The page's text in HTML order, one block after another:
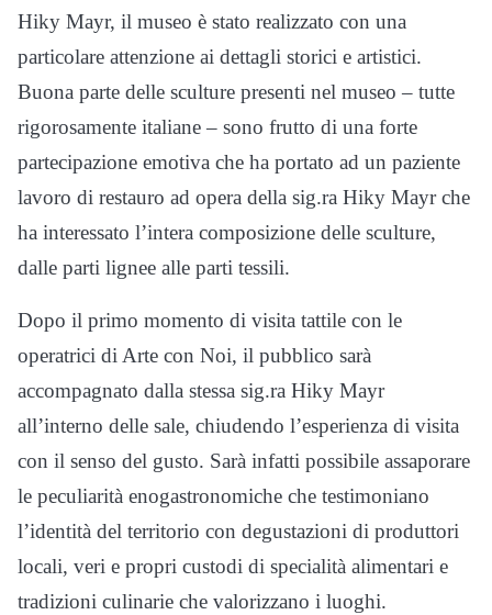
Hiky Mayr, il museo è stato realizzato con una
particolare attenzione ai dettagli storici e artistici.
Buona parte delle sculture presenti nel museo – tutte
rigorosamente italiane – sono frutto di una forte
partecipazione emotiva che ha portato ad un paziente
lavoro di restauro ad opera della sig.ra Hiky Mayr che
ha interessato l’intera composizione delle sculture,
dalle parti lignee alle parti tessili.
Dopo il primo momento di visita tattile con le
operatrici di Arte con Noi, il pubblico sarà
accompagnato dalla stessa sig.ra Hiky Mayr
all’interno delle sale, chiudendo l’esperienza di visita
con il senso del gusto. Sarà infatti possibile assaporare
le peculiarità enogastronomiche che testimoniano
l’identità del territorio con degustazioni di produttori
locali, veri e propri custodi di specialità alimentari e
tradizioni culinarie che valorizzano i luoghi.